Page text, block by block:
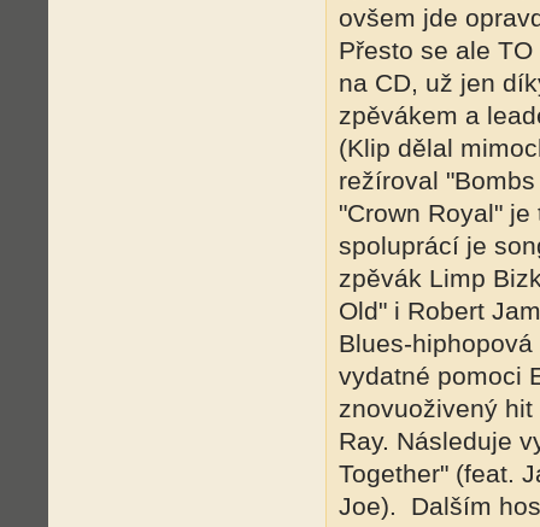
ovšem jde
Přesto se ale
na CD, už jen
zpěvákem a
(Klip dělal
režíroval
"Crown Royal"
spoluprácí je
zpěvák Limp
Old" i Robert
Blues-
vydatné pomoci
znovuoživený
Ray. Následuje
Together" (feat.
Joe). Dalším